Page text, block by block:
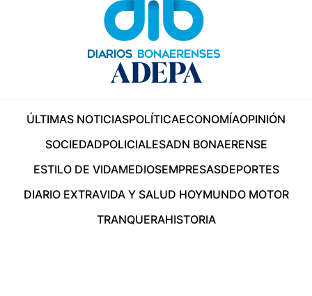
ÚLTIMAS NOTICIASPOLÍTICAECONOMÍAOPINIÓN
SOCIEDADPOLICIALESADN BONAERENSE
ESTILO DE VIDAMEDIOSEMPRESASDEPORTES
DIARIO EXTRAVIDA Y SALUD HOYMUNDO MOTOR
TRANQUERAHISTORIA